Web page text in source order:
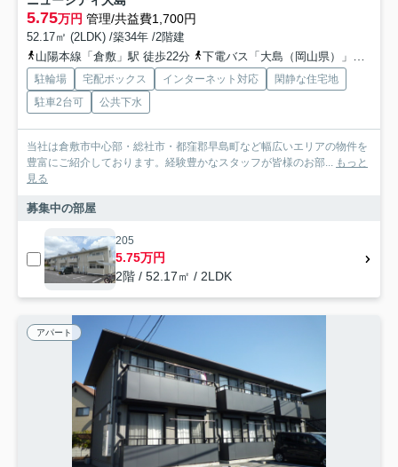
5.75万円 管理/共益費1,700円
52.17㎡ (2LDK) /築34年 /2階建
山陽本線「倉敷」駅 徒歩22分
下電バス「大島（岡山県）」バス停下車 徒歩2分
駐輪場 宅配ボックス インターネット対応
閑静な住宅地
駐車2台可
公共下水
当社は倉敷市中心部・総社市・都窪郡早島町など幅広いエリアの物件を
豊富にご紹介しております。経験豊かなスタッフが皆様のお部... もっと
見る
募集中の部屋
205
5.75万円
2階 / 52.17㎡ / 2LDK
アパート